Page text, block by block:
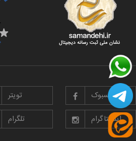
فیسبوک تویتر
اینستاگرام تلگرام